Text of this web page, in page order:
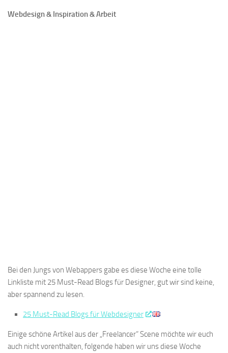
Webdesign & Inspiration & Arbeit
Bei den Jungs von Webappers gabe es diese Woche eine tolle
Linkliste mit 25 Must-Read Blogs für Designer, gut wir sind keine,
aber spannend zu lesen.
25 Must-Read Blogs für Webdesigner
Einige schöne Artikel aus der „Freelancer“ Scene möchte wir euch
auch nicht vorenthalten, folgende haben wir uns diese Woche